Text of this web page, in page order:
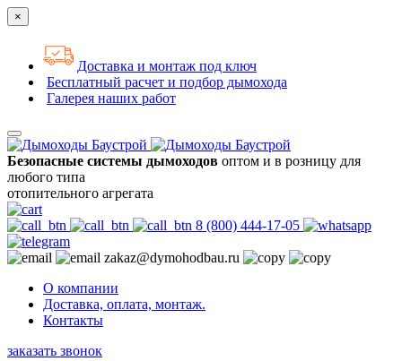
×
Доставка и монтаж под ключ
Бесплатный расчет и подбор дымохода
Галерея наших работ
Безопасные системы дымоходов оптом и в розницу для
любого типа
отопительного агрегата
8 (800) 444-17-05
zakaz@dymohodbau.ru
О компании
Доставка, оплата, монтаж.
Контакты
заказать звонок